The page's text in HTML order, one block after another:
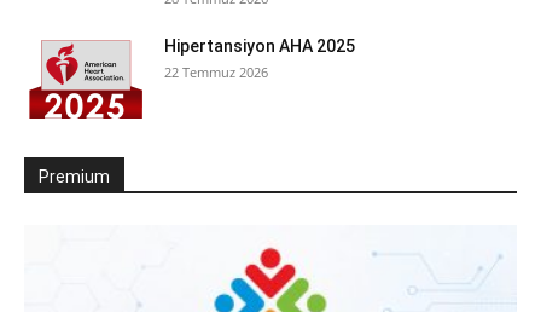
Hipertansiyon AHA 2025
22 Temmuz 2026
Premium